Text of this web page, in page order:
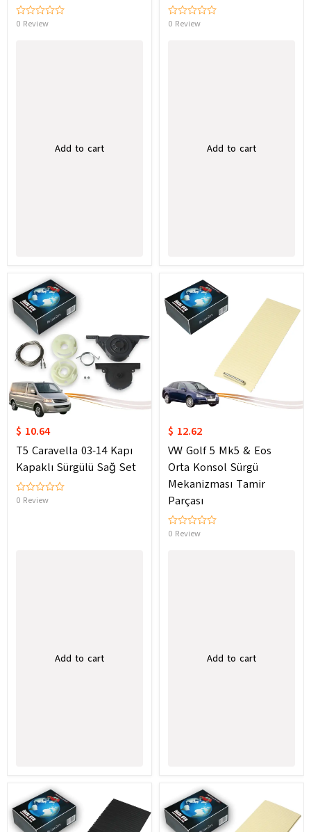
0 Review
Add to cart
0 Review
Add to cart
$ 10.64
T5 Caravella 03-14 Kapı
Kapaklı Sürgülü Sağ Set
0 Review
Add to cart
$ 12.62
VW Golf 5 Mk5 & Eos
Orta Konsol Sürgü
Mekanizması Tamir
Parçası
0 Review
Add to cart